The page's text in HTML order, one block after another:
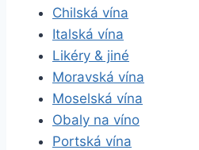
Chilská vína
Italská vína
Likéry & jiné
Moravská vína
Moselská vína
Obaly na víno
Portská vína